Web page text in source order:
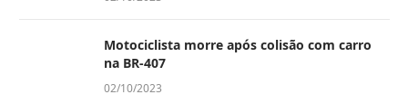
Motociclista morre após colisão com carro
na BR-407
02/10/2023